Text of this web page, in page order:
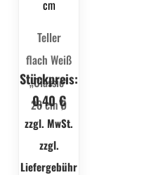
Teller
flach Weiß
„Classic“
28 cm Ø
Stückpreis:
0,40€
zzgl. MwSt.
zzgl.
Liefergebühr